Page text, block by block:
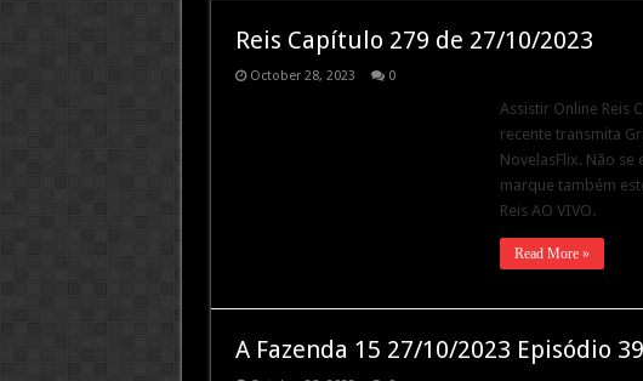
Reis Capítulo 279 de 27/10/2023
October 28, 2023 0
Assistir Online Reis
recente transmita
NovelasFlix. Não
marque também
Reis AO VIVO.
Read More »
A Fazenda 15 27/10/2023 Episódio 39